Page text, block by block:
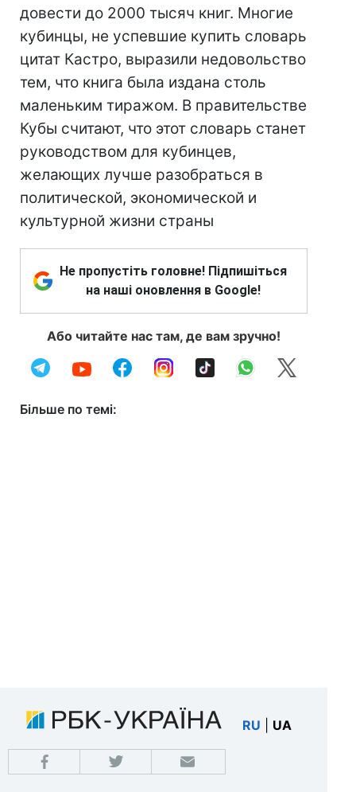
довести до 2000 тысяч книг. Многие
кубинцы, не успевшие купить словарь
цитат Кастро, выразили недовольство
тем, что книга была издана столь
маленьким тиражом. В правительстве
Кубы считают, что этот словарь станет
руководством для кубинцев,
желающих лучше разобраться в
политической, экономической и
культурной жизни страны
Не пропустіть головне! Підпишіться
на наші оновлення в Google!
Або читайте нас там, де вам зручно!
Більше по темі:
RU UA